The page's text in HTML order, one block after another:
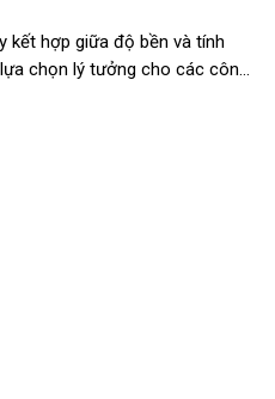
kết hợp giữa độ bền và tính
chọn lý tưởng cho các công